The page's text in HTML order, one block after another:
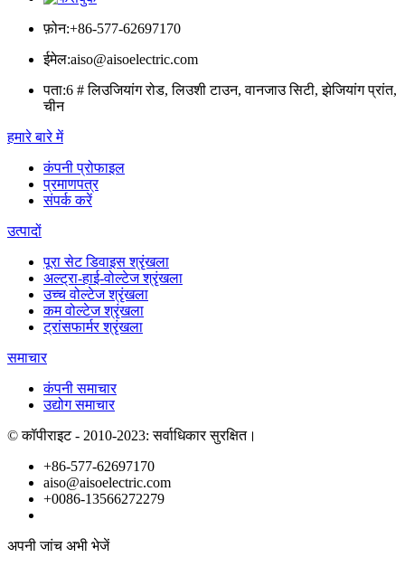
फ़ोन:+86-577-62697170
ईमेल:aiso@aisoelectric.com
पता:6 # लिउजियांग रोड, लिउशी टाउन, वानजाउ सिटी, झेजियांग प्रांत,
चीन
हमारे बारे में
कंपनी प्रोफाइल
प्रमाणपत्र
संपर्क करें
उत्पादों
पूरा सेट डिवाइस श्रृंखला
अल्ट्रा-हाई-वोल्टेज श्रृंखला
उच्च वोल्टेज श्रृंखला
कम वोल्टेज श्रृंखला
ट्रांसफार्मर श्रृंखला
समाचार
कंपनी समाचार
उद्योग समाचार
© कॉपीराइट - 2010-2023: सर्वाधिकार सुरक्षित।
+86-577-62697170
aiso@aisoelectric.com
+0086-13566272279
अपनी जांच अभी भेजें